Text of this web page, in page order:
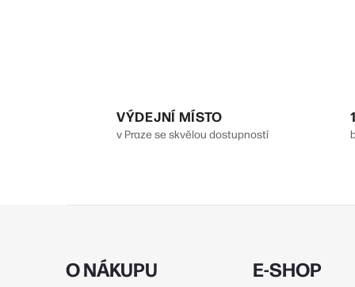
VÝDEJNÍ MÍSTO
v Praze se skvělou dostupností
O NÁKUPU E-SHOP